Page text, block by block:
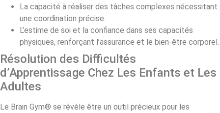
La capacité à réaliser des tâches complexes nécessitant
une coordination précise.
L’estime de soi et la confiance dans ses capacités
physiques, renforçant l’assurance et le bien-être corporel.
Résolution des Difficultés
d’Apprentissage Chez Les Enfants et Les
Adultes
Le Brain Gym® se révèle être un outil précieux pour les